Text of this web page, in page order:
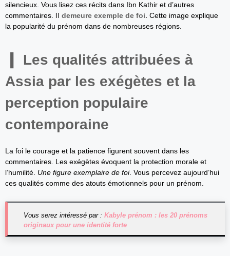
silencieux. Vous lisez ces récits dans Ibn Kathir et d’autres
commentaires. Il demeure exemple de foi. Cette image explique
la popularité du prénom dans de nombreuses régions.
Les qualités attribuées à
Assia par les exégètes et la
perception populaire
contemporaine
La foi le courage et la patience figurent souvent dans les
commentaires. Les exégètes évoquent la protection morale et
l’humilité. Une figure exemplaire de foi. Vous percevez aujourd’hui
ces qualités comme des atouts émotionnels pour un prénom.
Vous serez intéressé par : Kabyle prénom : les 20 prénoms
originaux pour une identité forte